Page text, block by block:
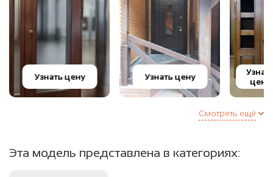
Узнать цену Узнать цену
цену
Смотреть ещё
Эта модель представлена в категориях: